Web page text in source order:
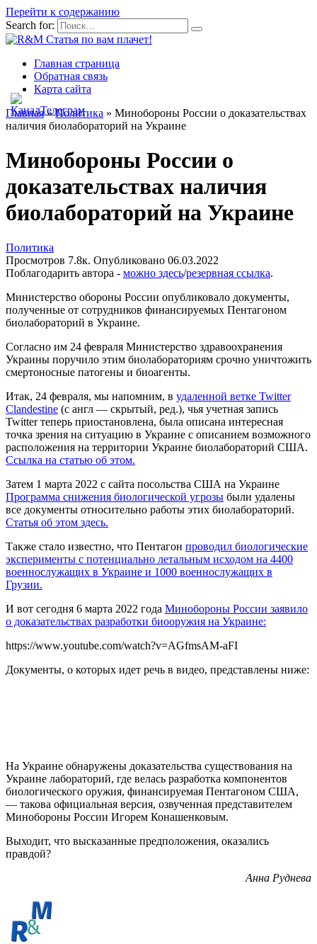
Перейти к содержанию
Search for:
Главная страница
Обратная связь
Карта сайта
Главная » Политика » Минобороны России о доказательствах
наличия биолабораторий на Украине
Минобороны России о
доказательствах наличия
биолабораторий на Украине
Политика
Просмотров 7.8к. Опубликовано 06.03.2022
Поблагодарить автора - можно здесь/резервная ссылка.
Министерство обороны России опубликовало документы,
полученные от сотрудников финансируемых Пентагоном
биолабораторий в Украине.
Согласно им 24 февраля Министерство здравоохранения
Украины поручило этим биолабораториям срочно уничтожить
смертоносные патогены и биоагенты.
Итак, 24 февраля, мы напомним, в удаленной ветке Twitter
Clandestine (с англ — скрытый, ред.), чья учетная запись
Twitter теперь приостановлена, была описана интересная
точка зрения на ситуацию в Украине с описанием возможного
расположения на территории Украине биолабораторий США.
Ссылка на статью об этом.
Затем 1 марта 2022 с сайта посольства США на Украине
Программа снижения биологической угрозы были удалены
все документы относительно работы этих биолабораторий.
Статья об этом здесь.
Также стало известно, что Пентагон проводил биологические
эксперименты с потенциально летальным исходом на 4400
военнослужащих в Украине и 1000 военнослужащих в
Грузии.
И вот сегодня 6 марта 2022 года Минобороны России заявило
о доказательствах разработки биооружия на Украине:
https://www.youtube.com/watch?v=AGfmsAM-aFI
Документы, о которых идет речь в видео, представлены ниже:
На Украине обнаружены доказательства существования на
Украине лабораторий, где велась разработка компонентов
биологического оружия, финансируемая Пентагоном США,
— такова официальная версия, озвученная представителем
Минобороны России Игорем Конашенковым.
Выходит, что высказанные предположения, оказались
правдой?
Анна Руднева